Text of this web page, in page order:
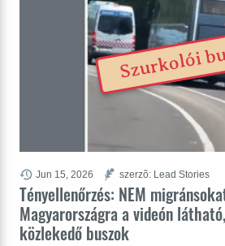
Tényellenőrzés: NEM
Magyarországra a videón
közlekedő buszok
Jun 15, 2026 szerzõ: Lead Stories
Szurkolói